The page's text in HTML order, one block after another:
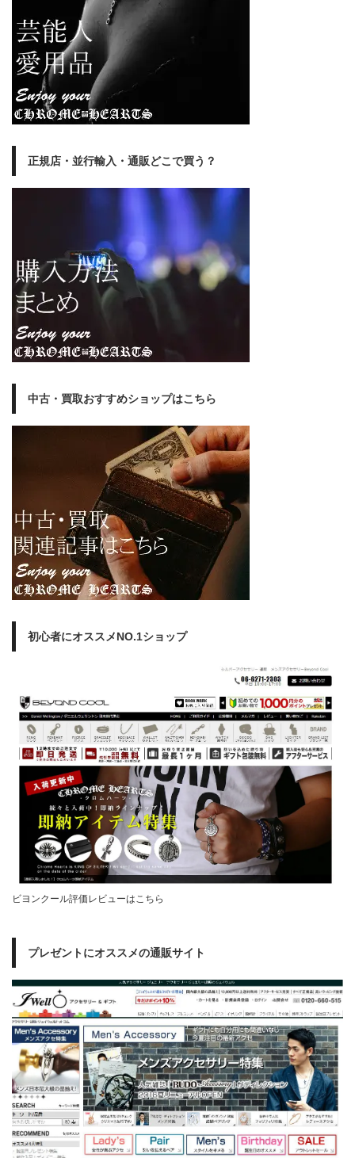
正規店・並行輸入・通販どこで買う？
中古・買取おすすめショップはこちら
初心者にオススメNO.1ショップ
ビヨンクール評価レビューはこちら
プレゼントにオススメの通販サイト